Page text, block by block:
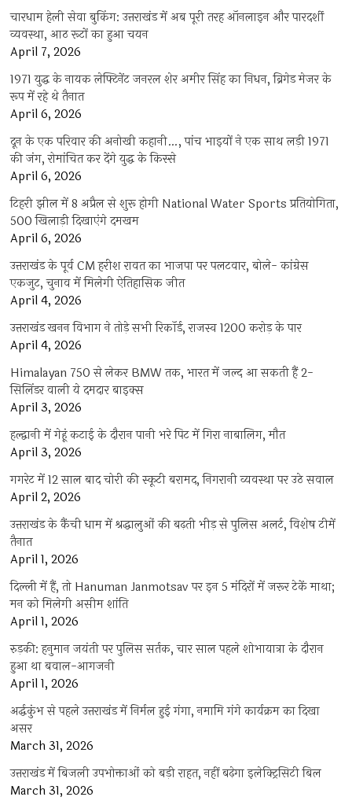
चारधाम हेली सेवा बुकिंग: उत्तराखंड में अब पूरी तरह ऑनलाइन और पारदर्शी
व्यवस्था, आठ रूटों का हुआ चयन
April 7, 2026
1971 युद्ध के नायक लेफ्टिनेंट जनरल शेर अमीर सिंह का निधन, ब्रिगेड मेजर के
रूप में रहे थे तैनात
April 6, 2026
दून के एक परिवार की अनोखी कहानी…, पांच भाइयों ने एक साथ लड़ी 1971
की जंग, रोमांचित कर देंगे युद्ध के किस्से
April 6, 2026
टिहरी झील में 8 अप्रैल से शुरू होगी National Water Sports प्रतियोगिता,
500 खिलाड़ी दिखाएंगे दमखम
April 6, 2026
उत्तराखंड के पूर्व CM हरीश रावत का भाजपा पर पलटवार, बोले- कांग्रेस
एकजुट, चुनाव में मिलेगी ऐतिहासिक जीत
April 4, 2026
उत्तराखंड खनन विभाग ने तोड़े सभी रिकॉर्ड, राजस्व 1200 करोड़ के पार
April 4, 2026
Himalayan 750 से लेकर BMW तक, भारत में जल्द आ सकती हैं 2-
सिलिंडर वाली ये दमदार बाइक्स
April 3, 2026
हल्द्वानी में गेहूं कटाई के दौरान पानी भरे पिट में गिरा नाबालिग, मौत
April 3, 2026
गगरेट में 12 साल बाद चोरी की स्कूटी बरामद, निगरानी व्यवस्था पर उठे सवाल
April 2, 2026
उत्तराखंड के कैंची धाम में श्रद्धालुओं की बढ़ती भीड़ से पुलिस अलर्ट, विशेष टीमें
तैनात
April 1, 2026
दिल्ली में हैं, तो Hanuman Janmotsav पर इन 5 मंदिरों में जरूर टेकें माथा;
मन को मिलेगी असीम शांति
April 1, 2026
रुड़की: हनुमान जयंती पर पुलिस सर्तक, चार साल पहले शोभायात्रा के दौरान
हुआ था बवाल-आगजनी
April 1, 2026
अर्द्धकुंभ से पहले उत्तराखंड में निर्मल हुई गंगा, नमामि गंगे कार्यक्रम का दिखा
असर
March 31, 2026
उत्तराखंड में बिजली उपभोक्ताओं को बड़ी राहत, नहीं बढ़ेगा इलेक्ट्रिसिटी बिल
March 31, 2026